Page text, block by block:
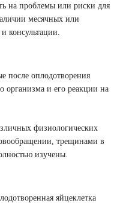
на проблемы или риски для
месячных или
консультации.
после оплодотворения
организма и его реакции на
физиологических
трещинами в
изучены.
яйцеклетка